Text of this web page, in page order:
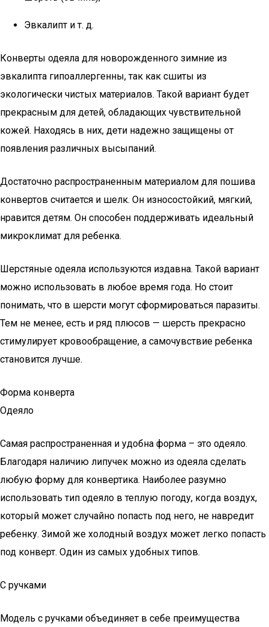
Эвкалипт и т. д.
Конверты одеяла для новорожденного зимние из
эвкалипта гипоаллергенны, так как сшиты из
экологически чистых материалов. Такой вариант будет
прекрасным для детей, обладающих чувствительной
кожей. Находясь в них, дети надежно защищены от
появления различных высыпаний.
Достаточно распространенным материалом для пошива
конвертов считается и шелк. Он износостойкий, мягкий,
нравится детям. Он способен поддерживать идеальный
микроклимат для ребенка.
Шерстяные одеяла используются издавна. Такой вариант
можно использовать в любое время года. Но стоит
понимать, что в шерсти могут сформироваться паразиты.
Тем не менее, есть и ряд плюсов — шерсть прекрасно
стимулирует кровообращение, а самочувствие ребенка
становится лучше.
Форма конверта
Одеяло
Самая распространенная и удобна форма – это одеяло.
Благодаря наличию липучек можно из одеяла сделать
любую форму для конвертика. Наиболее разумно
использовать тип одеяло в теплую погоду, когда воздух,
который может случайно попасть под него, не навредит
ребенку. Зимой же холодный воздух может легко попасть
под конверт. Один из самых удобных типов.
С ручками
Модель с ручками объединяет в себе преимущества